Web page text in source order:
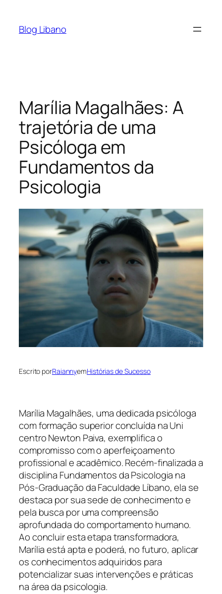
Blog Libano
Marília Magalhães: A
trajetória de uma
Psicóloga em
Fundamentos da
Psicologia
Escrito porRaiannyemHistórias de Sucesso
Marília Magalhães, uma dedicada psicóloga
com formação superior concluída na Uni
centro Newton Paiva, exemplifica o
compromisso com o aperfeiçoamento
profissional e acadêmico. Recém-finalizada a
disciplina Fundamentos da Psicologia na
Pós-Graduação da Faculdade Líbano, ela se
destaca por sua sede de conhecimento e
pela busca por uma compreensão
aprofundada do comportamento humano.
Ao concluir esta etapa transformadora,
Marília está apta e poderá, no futuro, aplicar
os conhecimentos adquiridos para
potencializar suas intervenções e práticas
na área da psicologia.